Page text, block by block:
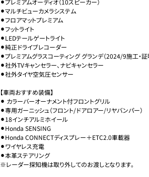
⚫︎マルチビューカメラシステム
⚫︎フロアマットプレミアム
⚫︎フットライト
⚫︎LEDテールゲートライト
⚫︎純正ドライブレコーダー
⚫︎プレミアムグラスコーティング グランデ（2024/9施工・証
⚫︎社外TVキャンセラー、ナビキャンセラー
⚫︎社外タイヤ空気圧センサー
【車両おすすめ装備】
⚫︎ カラーバーオーナメント付フロントグリル
⚫︎専用ガーニッシュ（フロント/ドアロアー/リヤバンパー）
⚫︎18インチアルミホイール
⚫︎Honda SENSING
⚫︎Honda CONNECTディスプレー＋ETC2.0車載器
⚫︎ワイヤレス充電
⚫︎本革ステアリング
※レーダー探知機は取り外してのお渡しとなります。